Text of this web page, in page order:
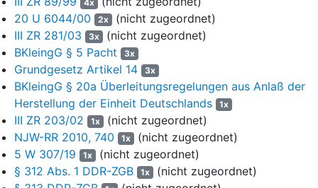
2
Eigentümer der streitgegenständlichen Grundstücksfläche
war zunächst ..., welcher am 03.04.1957 den als Anlage K2
vorgelegten Nutzungsvertrag mit der Gemeinde schloss. Am
11.12.1975 wurde sodann der zwischenzeitlich ebenfalls
verstorbene und durch die nunmehrige Klägerin allein beerbte ...
als Erbe des ... als Eigentümer der Fläche in das Grundbuch
eingetragen. Am 01.07.1983 erfolgte die Enteignung des ... In
das Grundbuch wurde die streitgegenständliche Fläche als
Eigentum des Volkes - Rechtsträger KWV (Kommunale
Wohnungsverwaltung) eingetragen.
3 Die KWV schloss mit der „Gartenanlage“ am 15.01.1993 den
4x
20 U 6044/00
2x (nicht zugeordnet)
III ZR 281/03
3x (nicht zugeordnet)
BKleingG § 5 Pacht
3x
Grundgesetz Artikel 14 3x
BKleingG § 20a Überleitungsregelungen aus Anlaß der
Herstellung der Einheit Deutschlands
1x
III ZR 203/02 1x (nicht zugeordnet)
NJW-RR 2010, 740
1x (nicht zugeordnet)
5 W 307/19
1x (nicht zugeordnet)
§ 312 Abs. 1 DDR-ZGB
1x (nicht zugeordnet)